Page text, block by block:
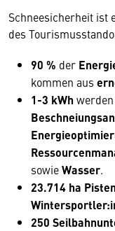
Schneesicherheit ist
des
90 % der
kommen aus
1-3 kWh werden
sowieWasser.
23.714 ha
250